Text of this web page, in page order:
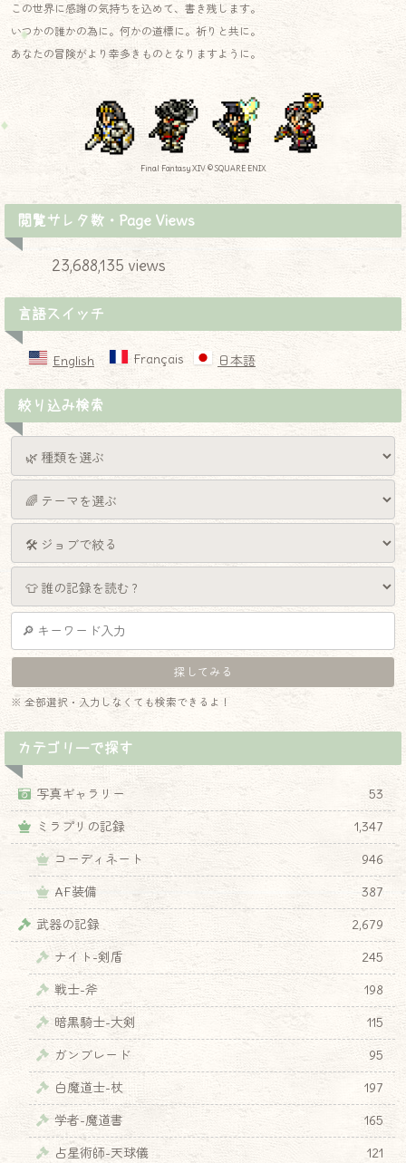
この世界に感謝の気持ちを込めて、書き残します。
いつかの誰かの為に。何かの道標に。祈りと共に。
あなたの冒険がより幸多きものとなりますように。
Final Fantasy XIV © SQUARE ENIX
閲覧サレタ数・Page Views
23,688,135 views
言語スイッチ
English Français 日本語
絞り込み検索
※ 全部選択・入力しなくても検索できるよ！
カテゴリーで探す
写真ギャラリー
53
ミラプリの記録
1,347
コーディネート
946
AF装備
387
武器の記録
2,679
ナイト-剣盾
245
戦士-斧
198
暗黒騎士-大剣
115
ガンブレード
95
白魔道士-杖
197
学者-魔道書
165
占星術師-天球儀
121